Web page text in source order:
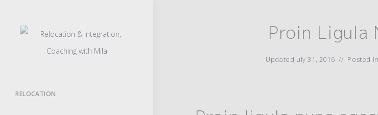
RELOCATION
Proin
UpdatedJuly 31, 2016 Posted in